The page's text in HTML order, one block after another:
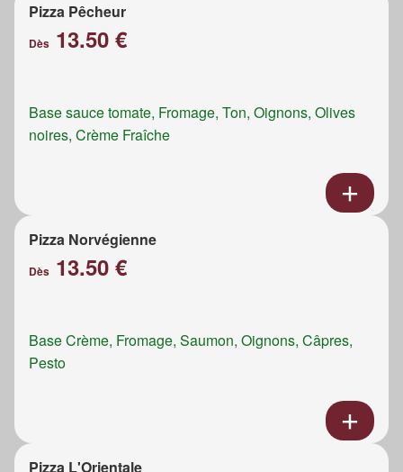
Pizza Pêcheur
Dès 13.50 €
Base sauce tomate, Fromage, Ton, Oignons, Olives
noires, Crème Fraîche
Pizza Norvégienne
Dès 13.50 €
Base Crème, Fromage, Saumon, Oignons, Câpres,
Pesto
Pizza L'Orientale